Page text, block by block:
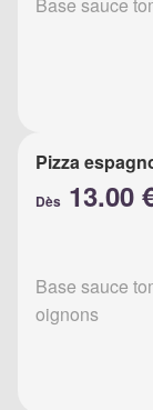
Pizza
Dès 13.00
Base sauce
oignons